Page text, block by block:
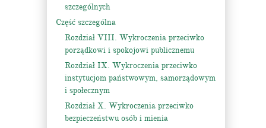
szczególnych
Część szczególna
Rozdział VIII. Wykroczenia przeciwko
porządkowi i spokojowi publicznemu
Rozdział IX. Wykroczenia przeciwko
instytucjom państwowym, samorządowym
i społecznym
Rozdział X. Wykroczenia przeciwko
bezpieczeństwu osób i mienia